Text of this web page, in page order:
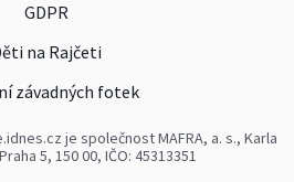
GDPR
na Rajčeti
závadných fotek
je společnost MAFRA, a. s., Karla
5, 150 00, IČO: 45313351